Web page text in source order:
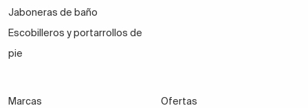
Jaboneras de baño
Escobilleros y portarrollos de
pie
Marcas
Ofertas